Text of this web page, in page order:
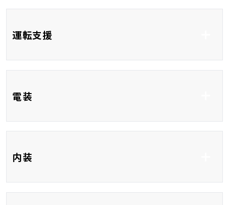
コーナーセンサー
運転支援
レーンアシスト
電装
オ＋ナビ10.5インチ
内装